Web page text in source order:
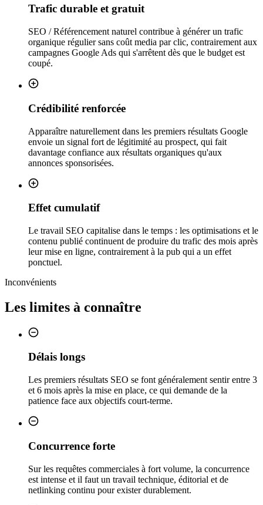
Trafic durable et gratuit
SEO / Référencement naturel contribue à générer un trafic
organique régulier sans coût media par clic, contrairement aux
campagnes Google Ads qui s'arrêtent dès que le budget est
coupé.
Crédibilité renforcée
Apparaître naturellement dans les premiers résultats Google
envoie un signal fort de légitimité au prospect, qui fait
davantage confiance aux résultats organiques qu'aux
annonces sponsorisées.
Effet cumulatif
Le travail SEO capitalise dans le temps : les optimisations et le
contenu publié continuent de produire du trafic des mois après
leur mise en ligne, contrairement à la pub qui a un effet
ponctuel.
Inconvénients
Les limites à connaître
Délais longs
Les premiers résultats SEO se font généralement sentir entre 3
et 6 mois après la mise en place, ce qui demande de la
patience face aux objectifs court-terme.
Concurrence forte
Sur les requêtes commerciales à fort volume, la concurrence
est intense et il faut un travail technique, éditorial et de
netlinking continu pour exister durablement.